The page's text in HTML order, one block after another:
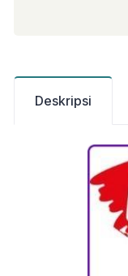
Deskripsi